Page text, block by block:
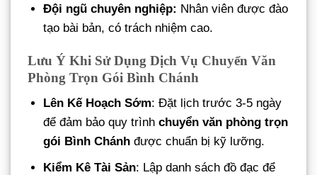
Đội ngũ chuyên nghiệp: Nhân viên được đào
tạo bài bản, có trách nhiệm cao.
Lưu Ý Khi Sử Dụng Dịch Vụ Chuyển Văn
Phòng Trọn Gói Bình Chánh
Lên Kế Hoạch Sớm: Đặt lịch trước 3-5 ngày
để đảm bảo quy trìnhchuyển văn phòng trọn
gói Bình Chánh được chuẩn bị kỹ lưỡng.
Kiểm Kê Tài Sản: Lập danh sách đồ đạc để